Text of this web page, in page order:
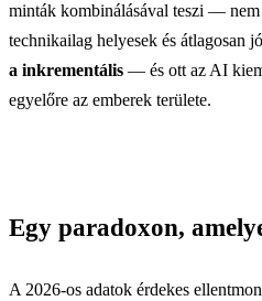
minták kombinálásával teszi —
technikailag helyesek és átlagosan
a inkrementális — és ott az AI
egyelőre az emberek területe.
Egy paradoxon,
A 2026-os adatok érdekes